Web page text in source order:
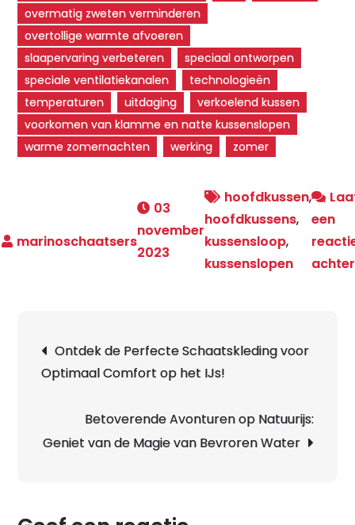
overmatig zweten verminderen
overtollige warmte afvoeren
slaapervaring verbeteren
speciaal ontworpen
speciale ventilatiekanalen
technologieën
temperaturen
uitdaging
verkoelend kussen
voorkomen van klamme en natte kussenslopen
warme zomernachten
werking zomer
03
november
2023
hoofdkussen,
hoofdkussens,
kussensloop,
kussenslopen
een
achter
Ontdek de Perfecte Schaatskleding voor
Optimaal Comfort op het IJs!
Betoverende Avonturen op Natuurijs:
Geniet van de Magie van Bevroren Water